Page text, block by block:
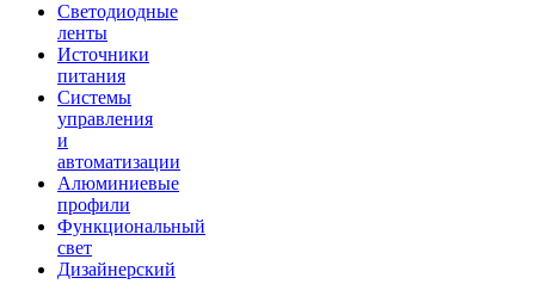
Светодиодные
ленты
Источники
питания
Системы
управления
и
автоматизации
Алюминиевые
профили
Функциональный
свет
Дизайнерский